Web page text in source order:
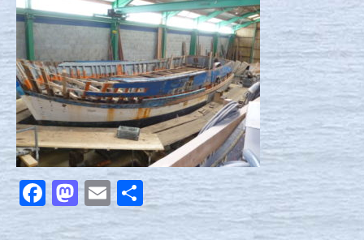
Nous contacter
Actualités
Facebook
Mastodon
EmailPartager